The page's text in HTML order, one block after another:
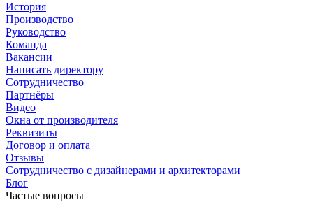
История
Производство
Руководство
Команда
Вакансии
Написать директору
Сотрудничество
Партнёры
Видео
Окна от производителя
Реквизиты
Договор и оплата
Отзывы
Сотрудничество с дизайнерами и архитекторами
Блог
Частые вопросы